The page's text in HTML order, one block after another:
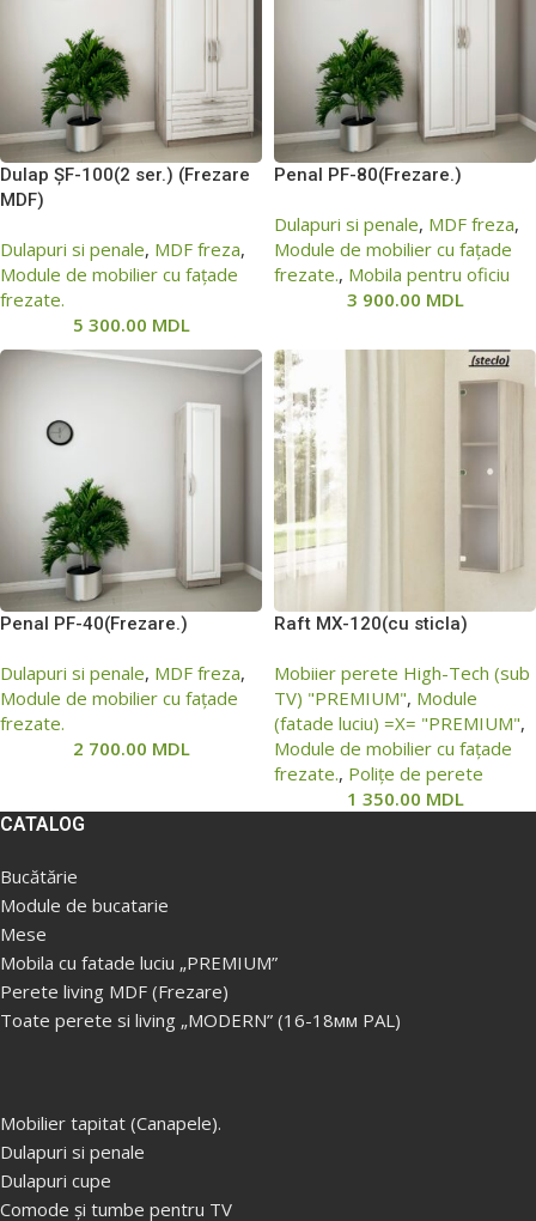
Dulap ȘF-100(2 ser.) (Frezare
MDF)
Dulapuri si penale, MDF freza,
Module de mobilier cu fațade
frezate.
5 300.00 MDL
Penal PF-80(Frezare.)
Dulapuri si penale, MDF freza,
Module de mobilier cu fațade
frezate., Mobila pentru oficiu
3 900.00 MDL
Penal PF-40(Frezare.)
Dulapuri si penale, MDF freza,
Module de mobilier cu fațade
frezate.
2 700.00 MDL
Raft МХ-120(cu sticla)
Mobiier perete High-Tech (sub
TV) "PREMIUM", Module
(fatade luciu) =Х= "PREMIUM",
Module de mobilier cu fațade
frezate., Polițe de perete
1 350.00 MDL
CATALOG
Bucătărie
Module de bucatarie
Mese
Mobila cu fatade luciu „PREMIUM”
Perete living MDF (Frezare)
Toate perete si living „MODERN” (16-18мм PAL)
Mobilier tapitat (Canapele).
Dulapuri si penale
Dulapuri cupe
Comode și tumbe pentru TV